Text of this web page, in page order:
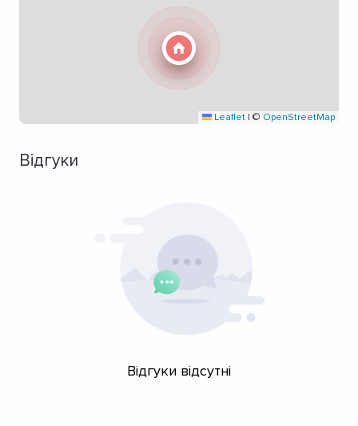
Leaflet | © OpenStreetMap
Відгуки
Відгуки відсутні